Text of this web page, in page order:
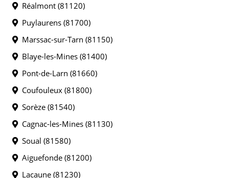
Réalmont (81120)
Puylaurens (81700)
Marssac-sur-Tarn (81150)
Blaye-les-Mines (81400)
Pont-de-Larn (81660)
Coufouleux (81800)
Sorèze (81540)
Cagnac-les-Mines (81130)
Soual (81580)
Aiguefonde (81200)
Lacaune (81230)